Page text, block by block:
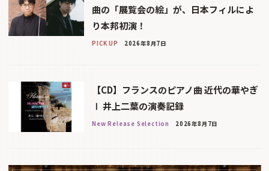
曲の「展覧会の絵」が、日本フィルによ
り本邦初演！
PICK UP 2026年8月7日
【CD】フランスのピアノ曲 近代の華やぎ
Ⅰ 井上二葉の演奏記録
New Release Selection 2026年8月7日